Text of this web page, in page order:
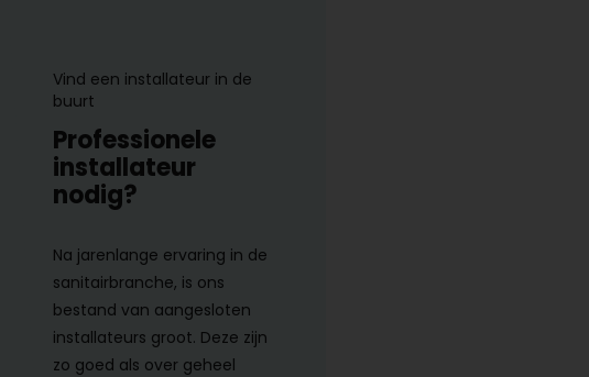
Vind een installateur in de
buurt
Professionele
installateur
nodig?
Na jarenlange ervaring in de
sanitairbranche, is ons
bestand van aangesloten
installateurs groot. Deze zijn
zo goed als over geheel